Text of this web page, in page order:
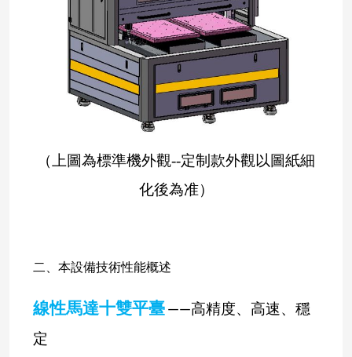
（上圖為標準機外觀--定制款外觀以圖紙細
化後為准）
二、本設備技術性能概述
線性馬達十雙平臺 ——高精度、高速、穩
定